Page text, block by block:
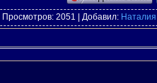
| Просмотров: 2051 | Добавил: Наталия